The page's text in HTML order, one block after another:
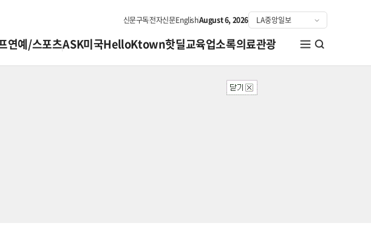
신문구독전자신문EnglishAugust 6, 2026
연예/스포츠ASK미국HelloKtown핫딜교육업소록의료관광